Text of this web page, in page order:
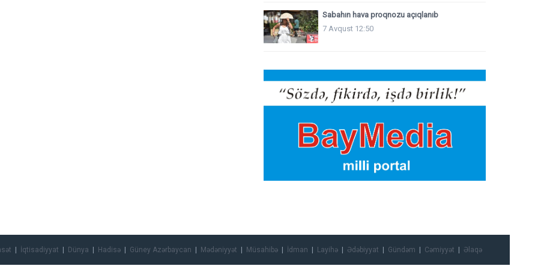
Sabahın hava proqnozu açıqlanıb
7 Avqust 12:50
İqtisadiyyat Dünya Hadisə Güney Azərbaycan Mədəniyyət Müsahibə İdman Layihə Ədəbiyyat Gündəm Cəmiyyət Əlaqə